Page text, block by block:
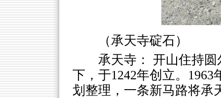
（承天寺碇石）
承天寺： 开山住持
下，于1242年创立。
划整理，一条新马路将承